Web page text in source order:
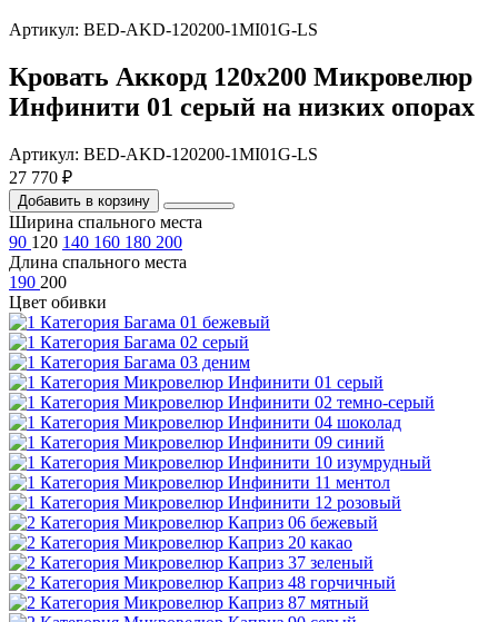
Артикул: BED-AKD-120200-1MI01G-LS
Кровать Аккорд 120х200 Микровелюр
Инфинити 01 серый на низких опорах
Артикул: BED-AKD-120200-1MI01G-LS
27 770 ₽
Добавить в корзину
Ширина спального места
90 120 140 160 180 200
Длина спального места
190 200
Цвет обивки